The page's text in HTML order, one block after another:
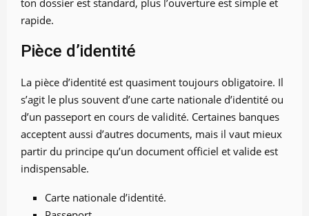
rapide.
Pièce d’identité
La pièce d’identité est quasiment toujours obligatoire. Il
s’agit le plus souvent d’une carte nationale d’identité ou
d’un passeport en cours de validité. Certaines banques
acceptent aussi d’autres documents, mais il vaut mieux
partir du principe qu’un document officiel et valide est
indispensable.
Carte nationale d’identité.